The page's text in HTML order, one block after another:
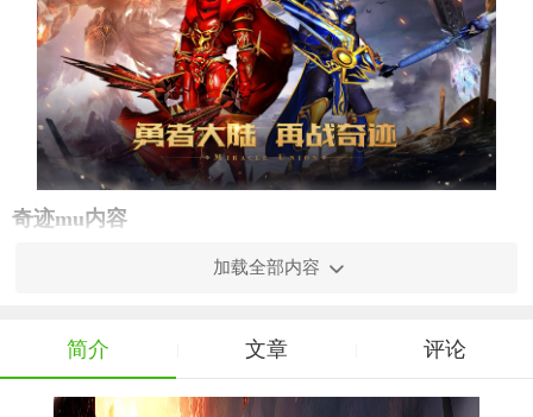
奇迹mu内容
1. 多样的职业选择：游戏中提供了剑士、魔法师、弓箭手、
2. 丰富的任务系统：包括主线任务、支线任务、日常任务
加载全部内容
简介 文章 评论